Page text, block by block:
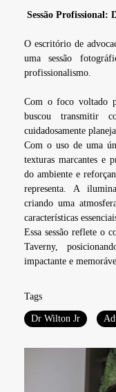
Sessão
O escritório de
uma sessão
profissionalismo.
Com o foco voltado
buscou transmitir
cuidadosamente
Com o uso de uma
texturas marcantes e
do ambiente e
representa. A
criando uma
características
Essa sessão reflete o
Taverny,
impactante e
Tags
Dr Wilton Jr